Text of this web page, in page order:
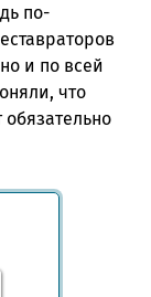
по-
и по всей
что
обязательно